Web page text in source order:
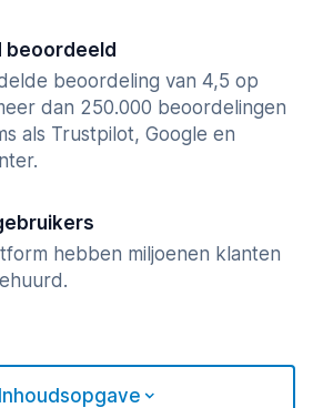
beoordeeld
beoordeling van 4,5 op
dan 250.000 beoordelingen
als Trustpilot, Google en
hebben miljoenen klanten
Inhoudsopgave